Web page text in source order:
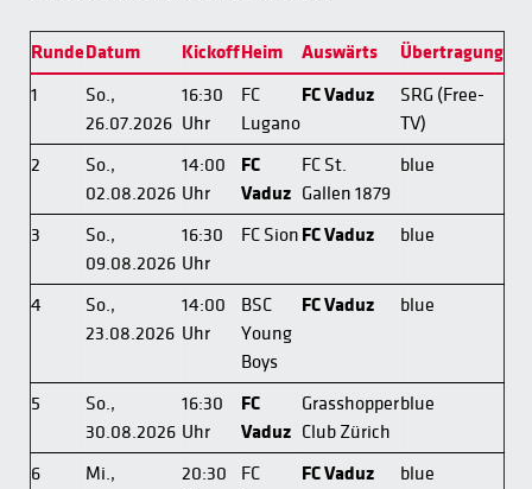
RundeDatum KickoffHeim Auswärts
Übertragung
1
So.,
26.07.2026
16:30
Uhr
FC
Lugano
FC Vaduz
SRG (Free-
TV)
2
So.,
02.08.2026
14:00
Uhr
FC
Vaduz
FC St.
Gallen 1879
blue
3
So.,
09.08.2026
16:30
Uhr
FC Sion FC Vaduz blue
4
So.,
23.08.2026
14:00
Uhr
BSC
Young
Boys
FC Vaduz blue
5
So.,
30.08.2026
16:30
Uhr
FC
Vaduz
Grasshopper
Club Zürich
blue
6
Mi.,
20:30
FC
FC Vaduz blue